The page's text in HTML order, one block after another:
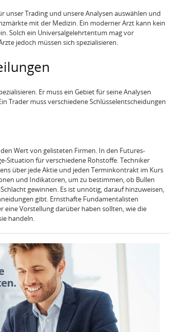
unser Trading und unsere Analysen auswählen und
mit der Medizin. Ein moderner Arzt kann kein
Solch ein Universalgelehrtentum mag vor
jedoch müssen sich spezialisieren.
Er muss ein Gebiet für seine Analysen
Trader muss verschiedene Schlüsselentscheidungen
Wert von gelisteten Firmen. In den Futures-
Situation für verschiedene Rohstoffe. Techniker
über jede Aktie und jeden Terminkontrakt im Kurs
und Indikatoren, um zu bestimmen, ob Bullen
gewinnen. Es ist unnötig, darauf hinzuweisen,
gibt. Ernsthafte Fundamentalisten
eine Vorstellung darüber haben sollten, wie die
handeln.